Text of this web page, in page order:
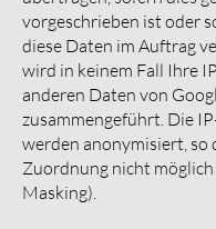
vorgeschrieben ist oder
diese Daten im Auftrag
wird in keinem Fall Ihre
anderen Daten von
zusammengeführt. Die
werden anonymisiert, so
Zuordnung nicht
Masking).